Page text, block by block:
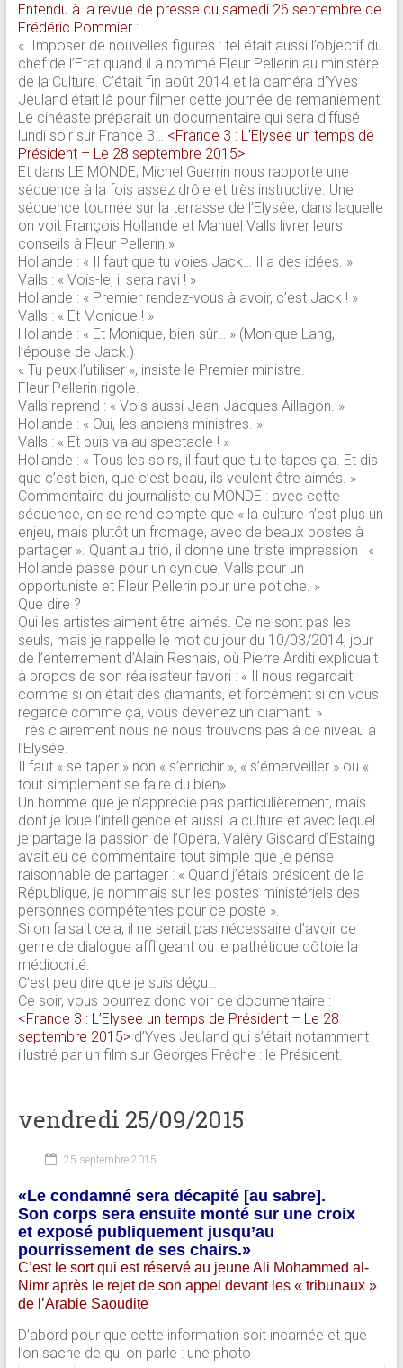
Entendu à la revue de presse du samedi 26 septembre de
Frédéric Pommier:
« Imposer de nouvelles figures : tel était aussi l’objectif du
chef de l’Etat quand il a nommé Fleur Pellerin au ministère
de la Culture. C’était fin août 2014 et la caméra d’Yves
Jeuland était là pour filmer cette journée de remaniement.
Le cinéaste préparait un documentaire qui sera diffusé
lundi soir sur France 3… <France 3 : L’Elysee un temps de
Président – Le 28 septembre 2015>
Et dans LE MONDE, Michel Guerrin nous rapporte une
séquence à la fois assez drôle et très instructive. Une
séquence tournée sur la terrasse de l’Elysée, dans laquelle
on voit François Hollande et Manuel Valls livrer leurs
conseils à Fleur Pellerin.»
Hollande : « Il faut que tu voies Jack… Il a des idées. »
Valls : « Vois-le, il sera ravi ! »
Hollande : « Premier rendez-vous à avoir, c’est Jack ! »
Valls : « Et Monique ! »
Hollande : « Et Monique, bien sûr… » (Monique Lang,
l’épouse de Jack.)
« Tu peux l’utiliser », insiste le Premier ministre.
Fleur Pellerin rigole.
Valls reprend : « Vois aussi Jean-Jacques Aillagon. »
Hollande : « Oui, les anciens ministres. »
Valls : « Et puis va au spectacle ! »
Hollande : « Tous les soirs, il faut que tu te tapes ça. Et dis
que c’est bien, que c’est beau, ils veulent être aimés. »
Commentaire du journaliste du MONDE : avec cette
séquence, on se rend compte que « la culture n’est plus un
enjeu, mais plutôt un fromage, avec de beaux postes à
partager ». Quant au trio, il donne une triste impression : «
Hollande passe pour un cynique, Valls pour un
opportuniste et Fleur Pellerin pour une potiche. »
Que dire ?
Oui les artistes aiment être aimés. Ce ne sont pas les
seuls, mais je rappelle le mot du jour du 10/03/2014, jour
de l’enterrement d’Alain Resnais, où Pierre Arditi expliquait
à propos de son réalisateur favori : « Il nous regardait
comme si on était des diamants, et forcément si on vous
regarde comme ça, vous devenez un diamant. »
Très clairement nous ne nous trouvons pas à ce niveau à
l’Elysée.
Il faut « se taper » non « s’enrichir », « s’émerveiller » ou «
tout simplement se faire du bien»
Un homme que je n’apprécie pas particulièrement, mais
dont je loue l’intelligence et aussi la culture et avec lequel
je partage la passion de l’Opéra, Valéry Giscard d’Estaing
avait eu ce commentaire tout simple que je pense
raisonnable de partager : « Quand j’étais président de la
République, je nommais sur les postes ministériels des
personnes compétentes pour ce poste ».
Si on faisait cela, il ne serait pas nécessaire d’avoir ce
genre de dialogue affligeant où le pathétique côtoie la
médiocrité.
C’est peu dire que je suis déçu…
Ce soir, vous pourrez donc voir ce documentaire :
<France 3 : L’Elysee un temps de Président – Le 28
septembre 2015>d’Yves Jeuland qui s’était notamment
illustré par un film sur Georges Frêche : le Président.
vendredi 25/09/2015
25 septembre 2015
«Le condamné sera décapité [au sabre].
Son corps sera ensuite monté sur une croix
et exposé publiquement jusqu’au
pourrissement de ses chairs.»
C’est le sort qui est réservé au jeune Ali Mohammed al-
Nimr après le rejet de son appel devant les « tribunaux »
de l’Arabie Saoudite
D’abord pour que cette information soit incarnée et que
l’on sache de qui on parle : une photo